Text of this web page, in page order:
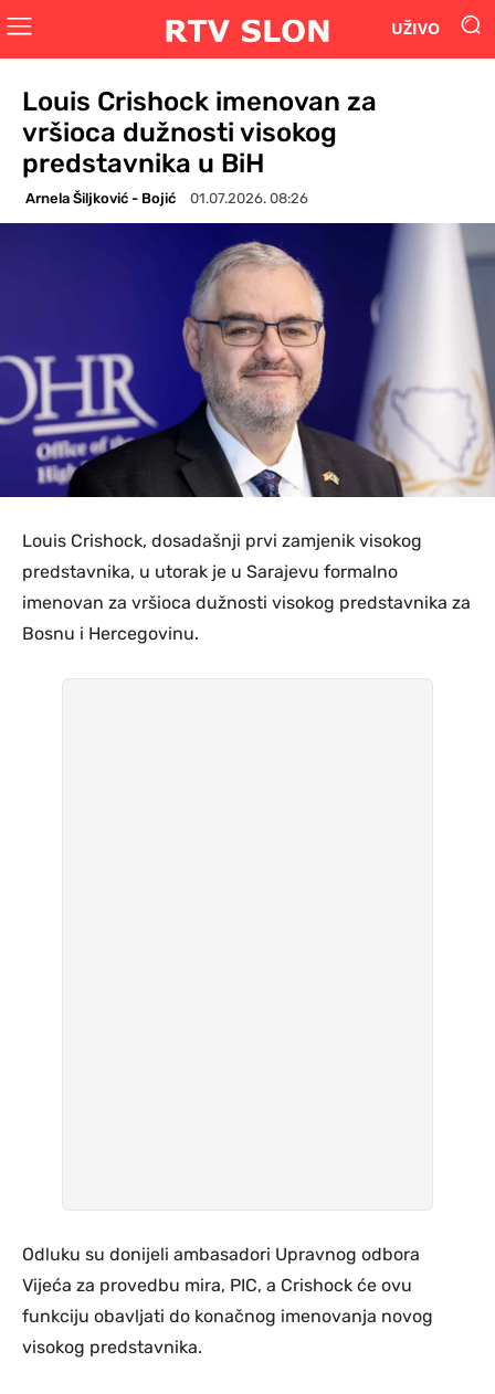
UŽIVO
Louis Crishock imenovan za
vršioca dužnosti visokog
predstavnika u BiH
Arnela Šiljković - Bojić 01.07.2026. 08:26
Louis Crishock, dosadašnji prvi zamjenik visokog
predstavnika, u utorak je u Sarajevu formalno
imenovan za vršioca dužnosti visokog predstavnika za
Bosnu i Hercegovinu.
Odluku su donijeli ambasadori Upravnog odbora
Vijeća za provedbu mira, PIC, a Crishock će ovu
funkciju obavljati do konačnog imenovanja novog
visokog predstavnika.